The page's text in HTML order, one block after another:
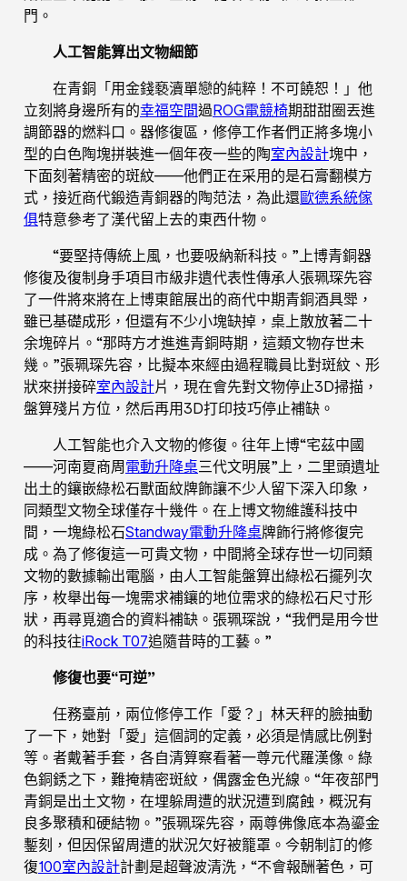
門。
人工智能算出文物細節
在青銅「用金錢褻瀆單戀的純粹！不可饒恕！」他
立刻將身邊所有的幸福空間過ROG電競椅期甜甜圈丟進
調節器的燃料口。器修復區，修停工作者們正將多塊小
型的白色陶塊拼裝進一個年夜一些的陶室內設計塊中，
下面刻著精密的斑紋——他們正在采用的是石膏翻模方
式，接近商代鍛造青銅器的陶范法，為此還歐德系統傢
俱特意參考了漢代留上去的東西什物。
“要堅持傳統上風，也要吸納新科技。”上博青銅器
修復及復制身手項目市級非遺代表性傳承人張珮琛先容
了一件將來將在上博東館展出的商代中期青銅酒具斝，
雖已基礎成形，但還有不少小塊缺掉，桌上散放著二十
余塊碎片。“那時方才進進青銅時期，這類文物存世未
幾。”張珮琛先容，比擬本來經由過程職員比對斑紋、形
狀來拼接碎室內設計片，現在會先對文物停止3D掃描，
盤算殘片方位，然后再用3D打印技巧停止補缺。
人工智能也介入文物的修復。往年上博“宅茲中國
——河南夏商周電動升降桌三代文明展”上，二里頭遺址
出土的鑲嵌綠松石獸面紋牌飾讓不少人留下深入印象，
同類型文物全球僅存十幾件。在上博文物維護科技中
間，一塊綠松石Standway電動升降桌牌飾行將修復完
成。為了修復這一可貴文物，中間將全球存世一切同類
文物的數據輸出電腦，由人工智能盤算出綠松石擺列次
序，枚舉出每一塊需求補鑲的地位需求的綠松石尺寸形
狀，再尋覓適合的資料補缺。張珮琛說，“我們是用今世
的科技往iRock T07追隨昔時的工藝。”
修復也要“可逆”
任務臺前，兩位修停工作「愛？」林天秤的臉抽動
了一下，她對「愛」這個詞的定義，必須是情感比例對
等。者戴著手套，各自清算察看著一尊元代羅漢像。綠
色銅銹之下，難掩精密斑紋，偶露金色光線。“年夜部門
青銅是出土文物，在埋躲周遭的狀況遭到腐蝕，概況有
良多聚積和硬結物。”張珮琛先容，兩尊佛像底本為鎏金
鏨刻，但因保留周遭的狀況欠好被籠罩。今朝制訂的修
復100室內設計計劃是超聲波清洗，“不會報酬著色，可